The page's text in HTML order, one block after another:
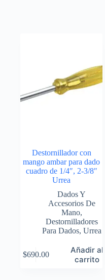
Destornillador con
mango ambar para dado
cuadro de 1/4″, 2-3/8″
Urrea
Dados Y
Accesorios De
Mano,
Destornilladores
Para Dados, Urrea
$690.00
Añadir al
carrito